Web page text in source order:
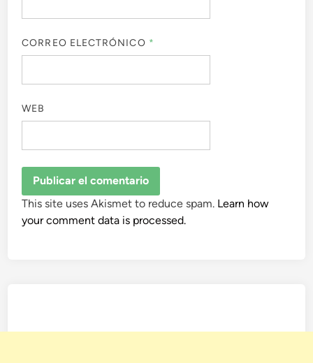
CORREO ELECTRÓNICO *
WEB
This site uses Akismet to reduce spam. Learn how
your comment data is processed.